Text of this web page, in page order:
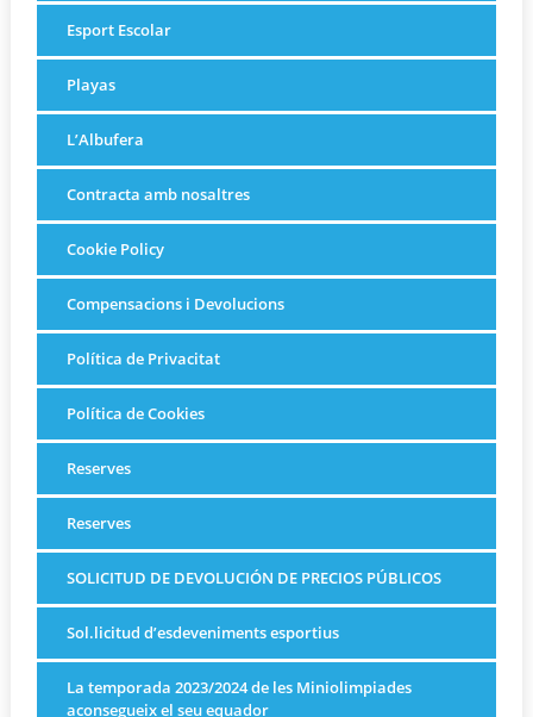
Esport Escolar
Playas
L’Albufera
Contracta amb nosaltres
Cookie Policy
Compensacions i Devolucions
Política de Privacitat
Política de Cookies
Reserves
Reserves
SOLICITUD DE DEVOLUCIÓN DE PRECIOS PÚBLICOS
Sol.licitud d’esdeveniments esportius
La temporada 2023/2024 de les Miniolimpiades
aconsegueix el seu equador